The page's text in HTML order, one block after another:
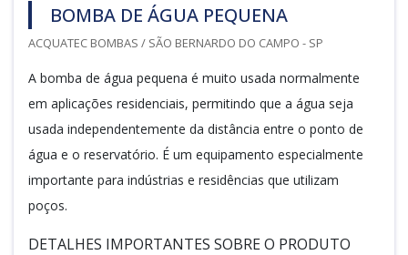
BOMBA DE ÁGUA PEQUENA
ACQUATEC BOMBAS / SÃO BERNARDO DO CAMPO - SP
A bomba de água pequena é muito usada normalmente
em aplicações residenciais, permitindo que a água seja
usada independentemente da distância entre o ponto de
água e o reservatório. É um equipamento especialmente
importante para indústrias e residências que utilizam
poços.
DETALHES IMPORTANTES SOBRE O PRODUTO